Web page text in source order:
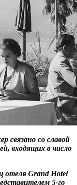
связано со славой
входящих в число
отеля Grand Hotel
5-го